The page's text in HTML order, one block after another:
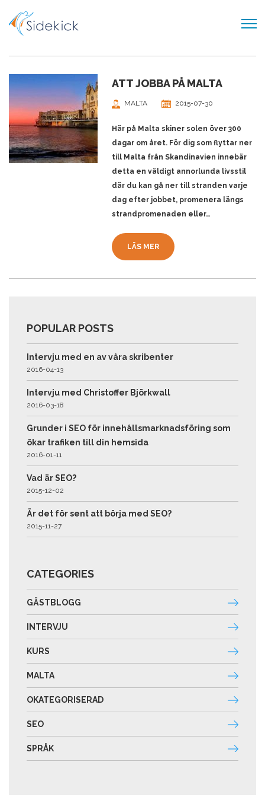
TJÄNSTEUTBUD
KARRIÄR
BLOGG
KONTAKT
MALTA
ATT JOBBA PÅ MALTA
MALTA 2015-07-30
Här på Malta skiner solen över 300
dagar om året. För dig som flyttar ner
till Malta från Skandinavien innebär
detta en väldigt annorlunda livsstil
där du kan gå ner till stranden varje
dag efter jobbet, promenera längs
strandpromenaden eller…
LÄS MER
POPULAR POSTS
Intervju med en av våra skribenter
2016-04-13
Intervju med Christoffer Björkwall
2016-03-18
Grunder i SEO för innehållsmarknadsföring som
ökar trafiken till din hemsida
2016-01-11
Vad är SEO?
2015-12-02
Är det för sent att börja med SEO?
2015-11-27
CATEGORIES
GÄSTBLOGG
INTERVJU
KURS
MALTA
OKATEGORISERAD
SEO
SPRÅK